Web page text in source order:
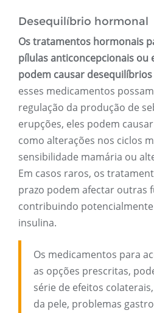
Desequilíbrio hormonal
Os tratamentos hormonais
pílulas anticoncepcionais ou
podem causar
esses medicamentos
regulação da produção de
erupções, eles podem
como alterações nos ciclos
sensibilidade mamária ou
Em casos raros, os
prazo podem afectar outras
contribuindo
insulina.
Os medicamentos para
as opções prescritas,
série de efeitos
da pele, problemas